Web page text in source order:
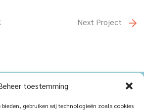
toestemming
bieden, gebruiken wij technologieën zoals cookies
Next Project
Sustainablility